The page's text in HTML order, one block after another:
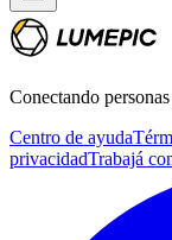
Conectando
Centro de ayuda
privacidadTrabajá